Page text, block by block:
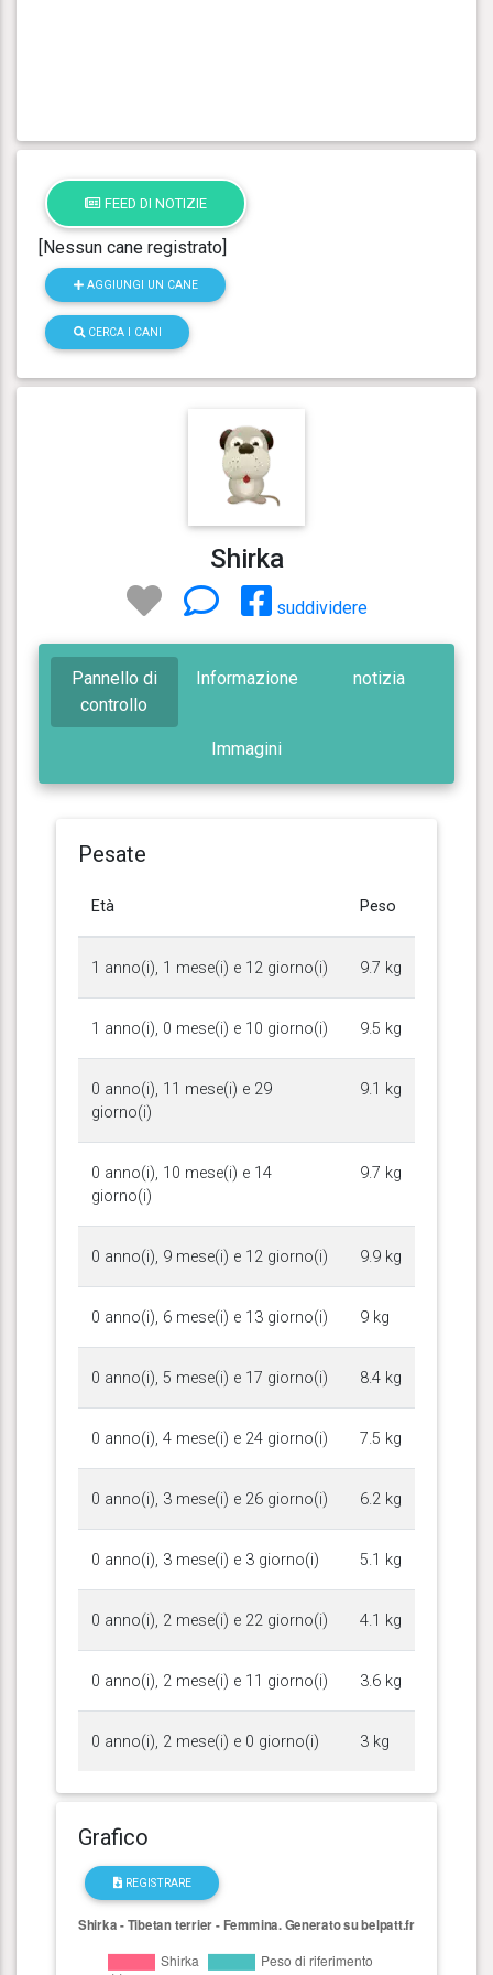
FEED DI NOTIZIE
[Nessun cane registrato]
AGGIUNGI UN CANE
CERCA I CANI
Shirka
suddividere
Pannello di
controllo
Informazione notizia
Immagini
Pesate
Età Peso
1 anno(i), 1 mese(i) e 12 giorno(i) 9.7 kg
1 anno(i), 0 mese(i) e 10 giorno(i) 9.5 kg
0 anno(i), 11 mese(i) e 29
giorno(i)
9.1 kg
0 anno(i), 10 mese(i) e 14
giorno(i)
9.7 kg
0 anno(i), 9 mese(i) e 12 giorno(i) 9.9 kg
0 anno(i), 6 mese(i) e 13 giorno(i) 9 kg
0 anno(i), 5 mese(i) e 17 giorno(i) 8.4 kg
0 anno(i), 4 mese(i) e 24 giorno(i) 7.5 kg
0 anno(i), 3 mese(i) e 26 giorno(i) 6.2 kg
0 anno(i), 3 mese(i) e 3 giorno(i) 5.1 kg
0 anno(i), 2 mese(i) e 22 giorno(i) 4.1 kg
0 anno(i), 2 mese(i) e 11 giorno(i) 3.6 kg
0 anno(i), 2 mese(i) e 0 giorno(i) 3 kg
Grafico
REGISTRARE